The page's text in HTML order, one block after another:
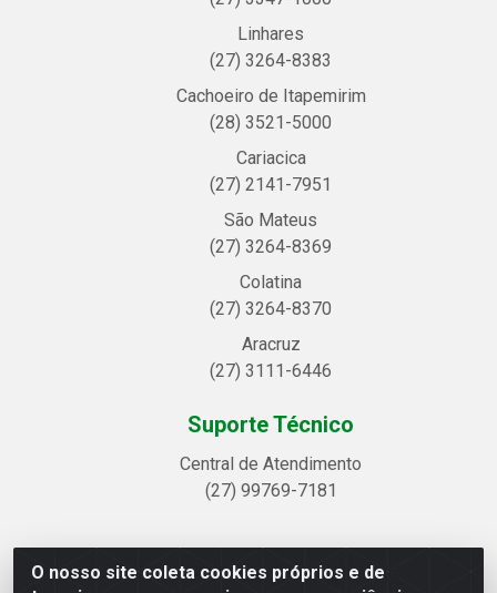
O nosso site coleta cookies próprios e de
Linhares
(27) 3264-8383
Cachoeiro de Itapemirim
(28) 3521-5000
Cariacica
(27) 2141-7951
São Mateus
(27) 3264-8369
Colatina
(27) 3264-8370
Aracruz
(27) 3111-6446
Suporte Técnico
Central de Atendimento
(27) 99769-7181
Linhavix Distribuidora LTDA - Avenida Alegre, 2521 -